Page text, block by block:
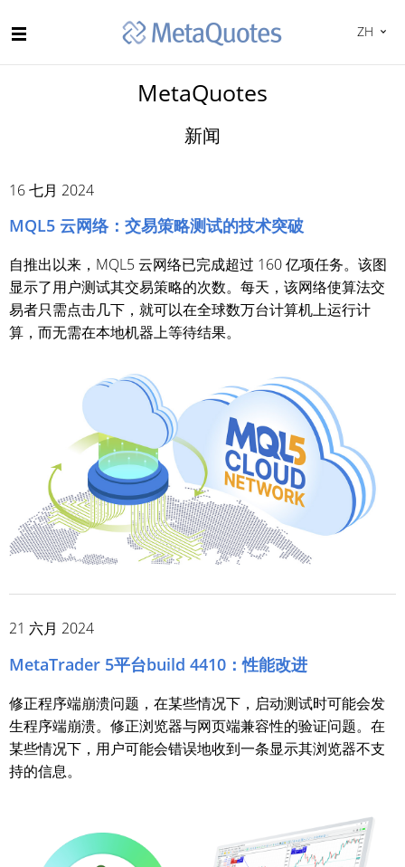
ZH
MetaQuotes
新闻
16 七月 2024
MQL5 云网络：交易策略测试的技术突破
自推出以来，MQL5 云网络已完成超过 160 亿项任务。该图
显示了用户测试其交易策略的次数。每天，该网络使算法交
易者只需点击几下，就可以在全球数万台计算机上运行计
算，而无需在本地机器上等待结果。
21 六月 2024
MetaTrader 5平台build 4410：性能改进
修正程序端崩溃问题，在某些情况下，启动测试时可能会发
生程序端崩溃。修正浏览器与网页端兼容性的验证问题。在
某些情况下，用户可能会错误地收到一条显示其浏览器不支
持的信息。